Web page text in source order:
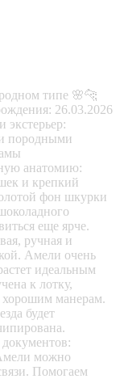
типе 🌸🐆
26.03.2026
экстерьер:
породными
анатомию:
и крепкий
фон шкурки
еще ярче.
ручная и
Амели очень
идеальным
к лотку,
хорошим манерам.
будет
можно
Помогаем